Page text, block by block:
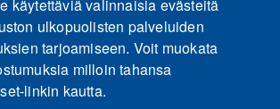
Only accept Embeds cookies
käytettäviä valinnaisia evästeitä
ulkopuolisten palveluiden
tarjoamiseen. Voit muokata
milloin tahansa
linkin kautta.